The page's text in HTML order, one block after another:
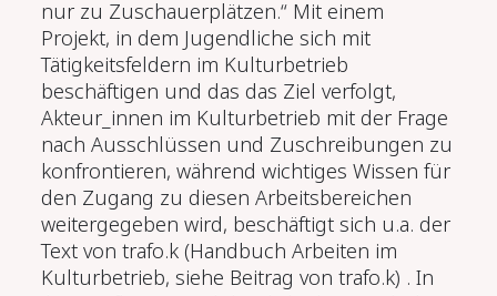
nur zu Zuschauerplätzen.“ Mit einem
Projekt, in dem Jugendliche sich mit
Tätigkeitsfeldern im Kulturbetrieb
beschäftigen und das das Ziel verfolgt,
Akteur_innen im Kulturbetrieb mit der Frage
nach Ausschlüssen und Zuschreibungen zu
konfrontieren, während wichtiges Wissen für
den Zugang zu diesen Arbeitsbereichen
weitergegeben wird, beschäftigt sich u.a. der
Text von trafo.k (Handbuch Arbeiten im
Kulturbetrieb, siehe Beitrag von trafo.k) . In